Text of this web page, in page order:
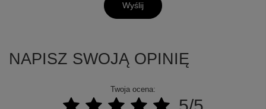
+3
Wyślij
NAPISZ SWOJĄ OPINIĘ
Twoja ocena: